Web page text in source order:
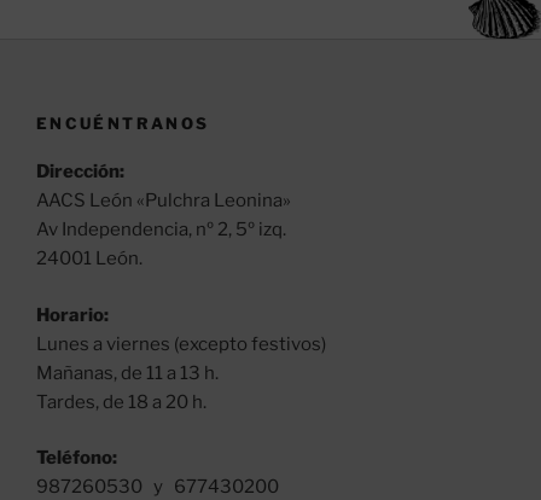
ENCUÉNTRANOS
Dirección:
AACS León «Pulchra Leonina»
Av Independencia, nº 2, 5º izq.
24001 León.
Horario:
Lunes a viernes (excepto festivos)
Mañanas, de 11 a 13 h.
Tardes, de 18 a 20 h.
Teléfono:
987260530 y 677430200